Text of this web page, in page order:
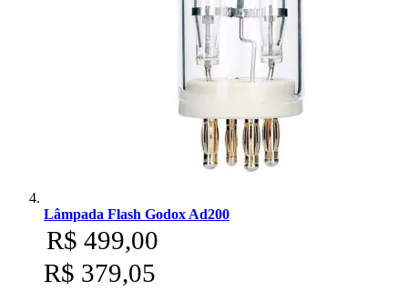
Lâmpada Flash Godox Ad200
R$ 499,00
R$ 379,05